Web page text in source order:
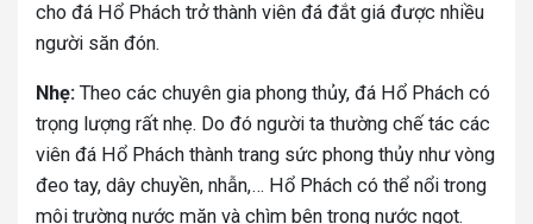
cho đá Hổ Phách trở thành viên đá đắt giá được nhiều
người săn đón.
Nhẹ: Theo các chuyên gia phong thủy, đá Hổ Phách có
trọng lượng rất nhẹ. Do đó người ta thường chế tác các
viên đá Hổ Phách thành trang sức phong thủy như vòng
đeo tay, dây chuyền, nhẫn,… Hổ Phách có thể nổi trong
môi trường nước mặn và chìm bên trong nước ngọt.